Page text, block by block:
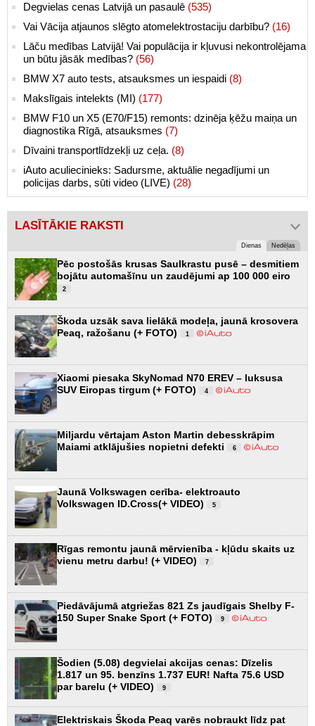
Degvielas cenas Latvijā un pasaulē (535)
Vai Vācija atjaunos slēgto atomelektrostaciju darbību? (16)
Lāču medības Latvijā! Vai populācija ir kļuvusi nekontrolējama
un būtu jāsāk medības? (56)
BMW X7 auto tests, atsauksmes un iespaidi (8)
Makslīgais intelekts (MI) (177)
BMW F10 un X5 (E70/F15) remonts: dzinēja ķēžu maiņa un
diagnostika Rīgā, atsauksmes (7)
Dīvaini transportlīdzekļi uz ceļa. (8)
iAuto aculiecinieks: Sadursme, aktuālie negadījumi un
policijas darbs, sūti video (LIVE) (28)
LASĪTĀKIE RAKSTI
Dienas Nedēļas
Pēc postošās krusas Saulkrastu pusē – desmitiem
bojātu automašīnu un zaudējumi ap 100 000 eiro
2
Škoda uzsāk sava lielākā modeļa, jaunā krosovera
Peaq, ražošanu (+ FOTO)
1
Xiaomi piesaka SkyNomad N70 EREV – luksusa
SUV Eiropas tirgum (+ FOTO)
4
Miljardu vērtajam Aston Martin debesskrāpim
Maiami atklājušies nopietni defekti
6
Jaunā Volkswagen cerība- elektroauto
Volkswagen ID.Cross(+ VIDEO)
5
Rīgas remontu jaunā mērvienība - kļūdu skaits uz
vienu metru darbu! (+ VIDEO)
7
Piedāvājumā atgriežas 821 Zs jaudīgais Shelby F-
150 Super Snake Sport (+ FOTO)
9
Šodien (5.08) degvielai akcijas cenas: Dīzelis
1.817 un 95. benzīns 1.737 EUR! Nafta 75.6 USD
par barelu (+ VIDEO)
9
Elektriskais Škoda Peaq varēs nobraukt līdz pat